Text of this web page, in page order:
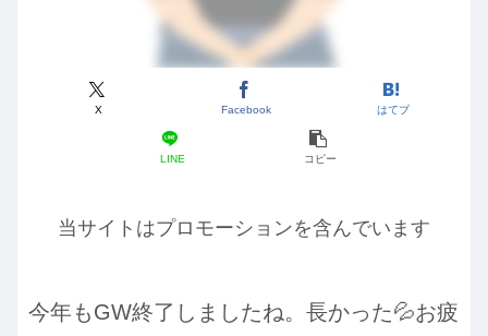
X Facebook はてブ
LINE コピー
当サイトはプロモーションを含んでいます
今年もGW終了しましたね。長かった💦お疲